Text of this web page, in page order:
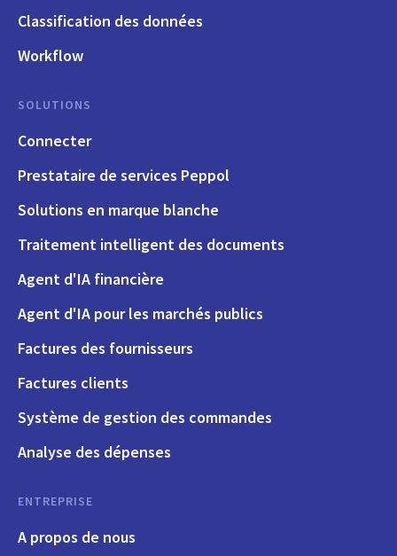
Classification des données
Workflow
SOLUTIONS
Connecter
Prestataire de services Peppol
Solutions en marque blanche
Traitement intelligent des documents
Agent d'IA financière
Agent d'IA pour les marchés publics
Factures des fournisseurs
Factures clients
Système de gestion des commandes
Analyse des dépenses
ENTREPRISE
A propos de nous